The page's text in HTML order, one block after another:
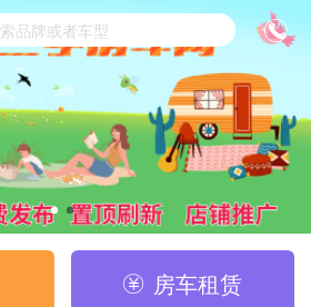
品牌或者车型
 房车租赁